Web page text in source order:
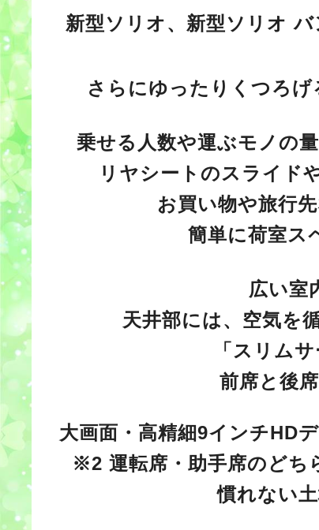
新型ソリオ、新型ソリオ
さらにゆったりくつろげ
乗せる人数や運ぶモノの
リヤシートのスライド
お買い物や旅行
簡単に荷室ス
広い室
天井部には、空気を
「スリム
前席と後
大画面・高精細9インチHD
※2 運転席・助手席のどち
慣れない